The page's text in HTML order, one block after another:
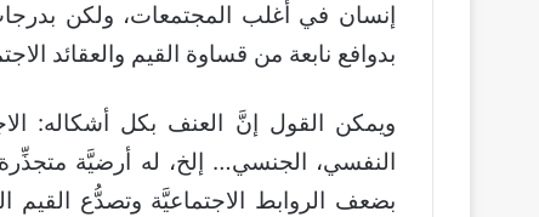
إنسان في أغلب المجتمعات، ولكن
بدوافع نابعة من قساوة القيم والعقائد
ويمكن القول إنَّ العنف بكل أشكاله:
النفسي، الجنسي… إلخ، له أرضيَّة
بضعف الروابط الاجتماعيَّة وتصدُّع القيم